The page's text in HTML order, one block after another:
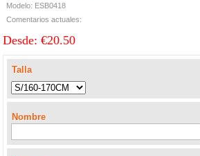
Modelo: ESB0418
Comentarios actuales:
Desde: €20.50
Talla
Nombre